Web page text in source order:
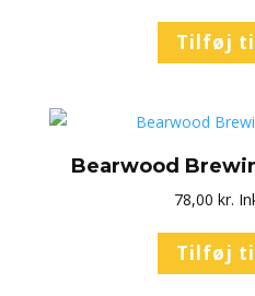
Tilføj
Bearwood
78,00 kr.
Tilføj